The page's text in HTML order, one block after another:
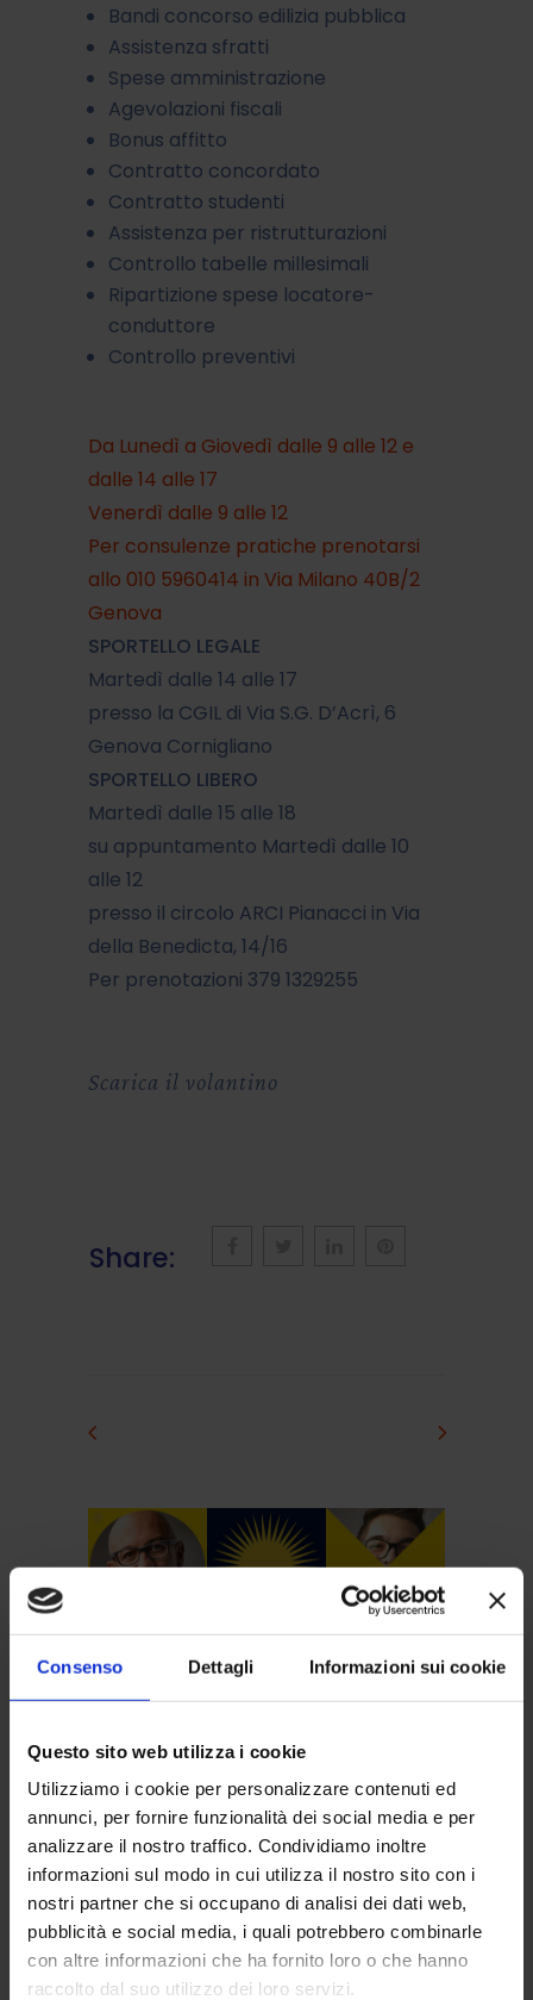
Consenso Dettagli Informazioni sui cookie
Questo sito web utilizza i cookie
Utilizziamo i cookie per personalizzare contenuti ed
annunci, per fornire funzionalità dei social media e per
analizzare il nostro traffico. Condividiamo inoltre
informazioni sul modo in cui utilizza il nostro sito con i
nostri partner che si occupano di analisi dei dati web,
pubblicità e social media, i quali potrebbero combinarle
con altre informazioni che ha fornito loro o che hanno
raccolto dal suo utilizzo dei loro servizi.
Bandi concorso edilizia pubblica
Assistenza sfratti
Spese amministrazione
Agevolazioni fiscali
Bonus affitto
Contratto concordato
Contratto studenti
Assistenza per ristrutturazioni
Controllo tabelle millesimali
Ripartizione spese locatore-
conduttore
Controllo preventivi
Da Lunedì a Giovedì dalle 9 alle 12 e
dalle 14 alle 17
Venerdì dalle 9 alle 12
Per consulenze pratiche prenotarsi
allo 010 5960414 in Via Milano 40B/2
Genova
SPORTELLO LEGALE
Martedì dalle 14 alle 17
presso la CGIL di Via S.G. D’Acrì, 6
Genova Cornigliano
SPORTELLO LIBERO
Martedì dalle 15 alle 18
su appuntamento Martedì dalle 10
alle 12
presso il circolo ARCI Pianacci in Via
della Benedicta, 14/16
Per prenotazioni 379 1329255
Scarica il volantino
Share:
SUNIA informa
SUNIA informa
Il Piano Casa del